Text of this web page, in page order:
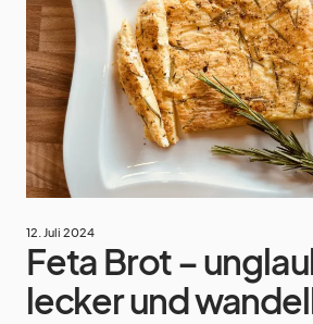
12. Juli 2024
Feta Brot –
lecker und